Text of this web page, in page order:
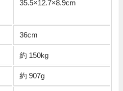
35.5×12.7×8.9cm
36cm
約 150kg
約 907g